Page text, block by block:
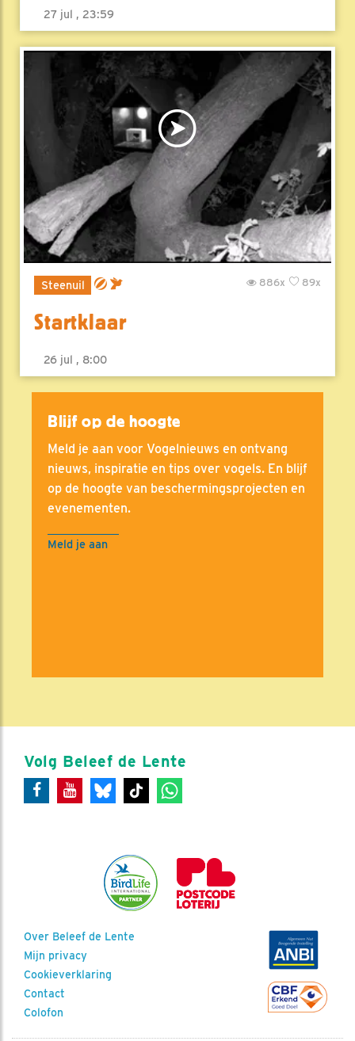
27 jul , 23:59
Steenuil 89x
886x
Startklaar
26 jul , 8:00
Blijf op de hoogte
Meld je aan voor Vogelnieuws en ontvang
nieuws, inspiratie en tips over vogels. En blijf
op de hoogte van beschermingsprojecten en
evenementen.
Meld je aan
Volg Beleef de Lente
Over Beleef de Lente
Mijn privacy
Cookieverklaring
Contact
Colofon